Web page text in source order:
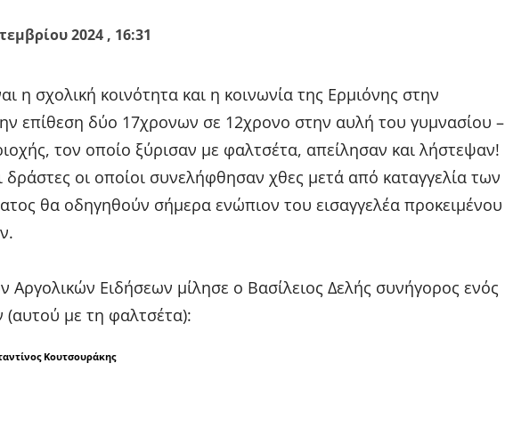
2024 , 16:31
η σχολική κοινότητα και η κοινωνία της Ερμιόνης στην
επίθεση δύο 17χρονων σε 12χρονο στην αυλή του γυμνασίου –
τον οποίο ξύρισαν με φαλτσέτα, απείλησαν και λήστεψαν!
δράστες οι οποίοι συνελήφθησαν χθες μετά από καταγγελία των
θα οδηγηθούν σήμερα ενώπιον του εισαγγελέα προκειμένου
Αργολικών Ειδήσεων μίλησε ο Βασίλειος Δελής συνήγορος ενός
με τη φαλτσέτα):
Κουτσουράκης